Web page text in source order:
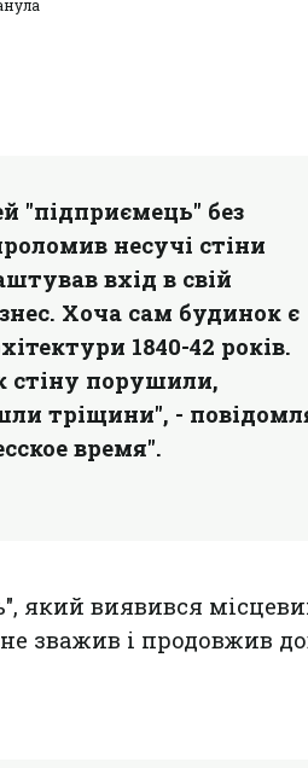
"підприємець" без
несучі стіни
вхід в свій
Хоча сам будинок є
1840-42 років.
стіну порушили,
тріщини", -
время".
який виявився
зважив і продовжив